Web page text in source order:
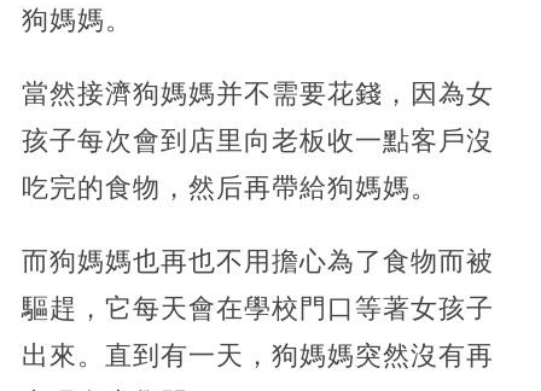
狗媽媽。
當然接濟狗媽媽并不需要花錢，因為女
孩子每次會到店里向老板收一點客戶沒
吃完的食物，然后再帶給狗媽媽。
而狗媽媽也再也不用擔心為了食物而被
驅趕，它每天會在學校門口等著女孩子
出來。直到有一天，狗媽媽突然沒有再